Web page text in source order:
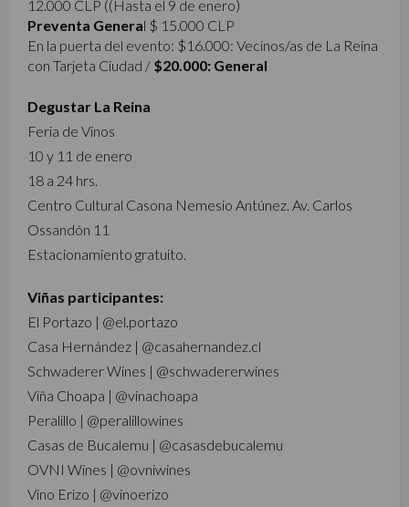
12.000 CLP ((Hasta el 9 de enero)
Preventa General $ 15.000 CLP
En la puerta del evento: $16.000: Vecinos/as de La Reina
con Tarjeta Ciudad / $20.000: General
Degustar La Reina
Feria de Vinos
10 y 11 de enero
18 a 24 hrs.
Centro Cultural Casona Nemesio Antúnez. Av. Carlos
Ossandón 11
Estacionamiento gratuito.
Viñas participantes:
El Portazo | @el.portazo
Casa Hernández | @casahernandez.cl
Schwaderer Wines | @schwadererwines
Viña Choapa | @vinachoapa
Peralillo | @peralillowines
Casas de Bucalemu | @casasdebucalemu
OVNI Wines | @ovniwines
Vino Erizo | @vinoerizo